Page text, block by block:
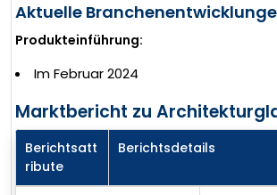
Aktuelle
Produkteinführung:
Im Februar 2024
Marktbericht zu
Berichtsatt
ribute
Berichtsdetails